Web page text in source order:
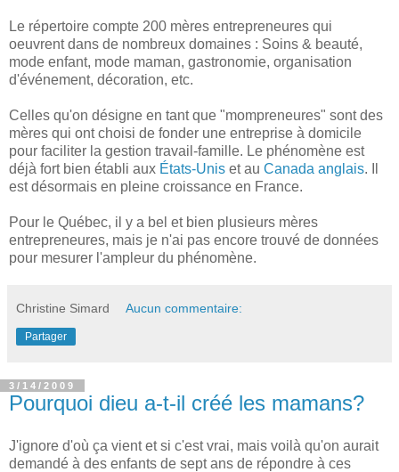
Le répertoire compte 200 mères entrepreneures qui
oeuvrent dans de nombreux domaines : Soins & beauté,
mode enfant, mode maman, gastronomie, organisation
d'événement, décoration, etc.
Celles qu'on désigne en tant que "mompreneures" sont des
mères qui ont choisi de fonder une entreprise à domicile
pour faciliter la gestion travail-famille. Le phénomène est
déjà fort bien établi aux États-Unis et au Canada anglais. Il
est désormais en pleine croissance en France.
Pour le Québec, il y a bel et bien plusieurs mères
entrepreneures, mais je n'ai pas encore trouvé de données
pour mesurer l'ampleur du phénomène.
Christine Simard Aucun commentaire:
Partager
3/14/2009
Pourquoi dieu a-t-il créé les mamans?
J'ignore d'où ça vient et si c'est vrai, mais voilà qu'on aurait
demandé à des enfants de sept ans de répondre à ces